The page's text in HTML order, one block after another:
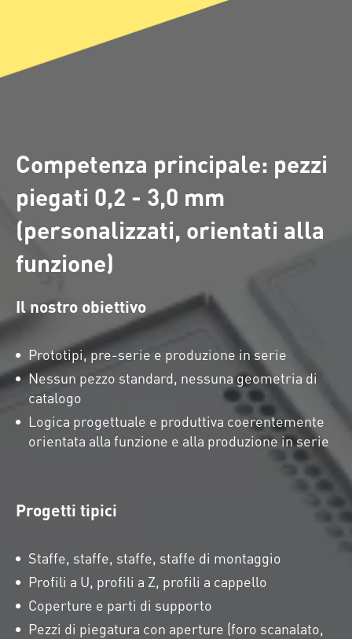
Competenza principale: pezzi
piegati 0,2 - 3,0 mm
(personalizzati, orientati alla
funzione)
Il nostro obiettivo
Prototipi, pre-serie e produzione in serie
Nessun pezzo standard, nessuna geometria di
catalogo
Logica progettuale e produttiva coerentemente
orientata alla funzione e alla produzione in serie
Progetti tipici
Staffe, staffe, staffe, staffe di montaggio
Profili a U, profili a Z, profili a cappello
Coperture e parti di supporto
Pezzi di piegatura con aperture (foro scanalato,